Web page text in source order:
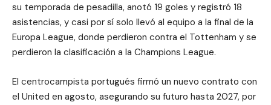
su temporada de pesadilla, anotó 19 goles y registró 18
asistencias, y casi por sí solo llevó al equipo a la final de la
Europa League, donde perdieron contra el Tottenham y se
perdieron la clasificación a la Champions League.
El centrocampista portugués firmó un nuevo contrato con
el United en agosto, asegurando su futuro hasta 2027, por